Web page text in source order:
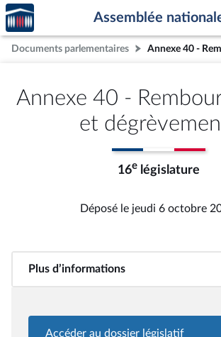
Aller au contenu
Aller en bas de la page
Accèder
à la
page
d'accueil
Assemblée
Documents parlementaires
Annexe 40 -
et
16e législature
Déposé le jeudi 6 octobre
Plus d’informations<b>Plus d’informations</
Accéder au dossier législatif